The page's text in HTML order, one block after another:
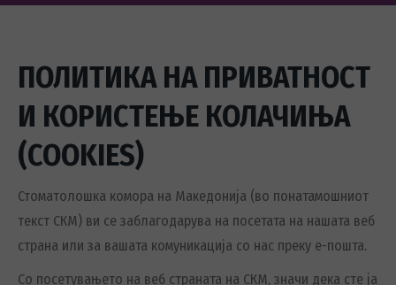
ПОЛИТИКА НА ПРИВАТНОСТ
И КОРИСТЕЊЕ КОЛАЧИЊА
(COOKIES)
Стоматолошка комора на Македонија (во понатамошниот
текст СКМ) ви се заблагодарува на посетата на нашата веб
страна или за вашата комуникација со нас преку е-пошта.
Со посетувањето на веб страната на СКМ, значи дека сте ја